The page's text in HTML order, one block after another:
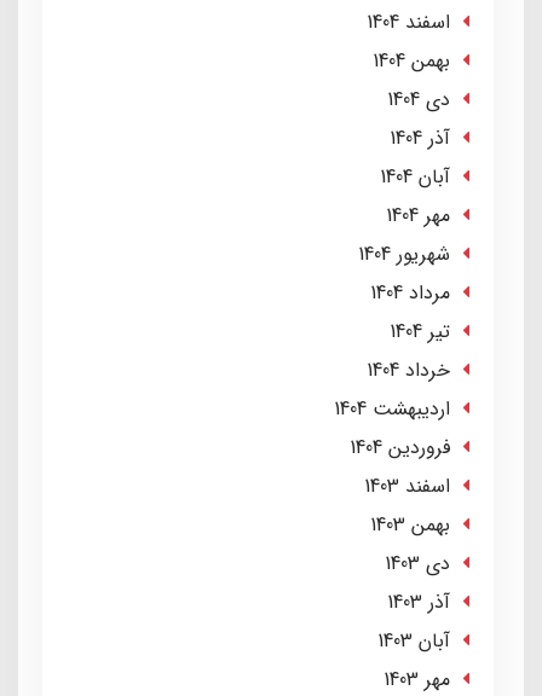
اسفند 1404
بهمن 1404
دی 1404
آذر 1404
آبان 1404
مهر 1404
شهریور 1404
مرداد 1404
تير 1404
خرداد 1404
ارديبهشت 1404
فروردین 1404
اسفند 1403
بهمن 1403
دی 1403
آذر 1403
آبان 1403
مهر 1403